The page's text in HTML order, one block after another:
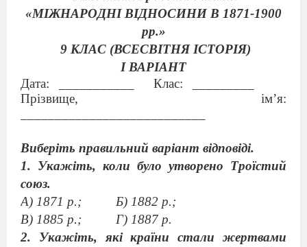
«МІЖНАРОДНІ ВІДНОСИНИ В 1871-1900
рр.»
9 КЛАС (ВСЕСВІТНЯ ІСТОРІЯ)
І ВАРІАНТ
Дата: ___________
Клас: _________
Прізвище, ім’я:
Виберіть правильний варіант відповіді.
1. Укажіть, коли було утворено Троїстий
союз.
А) 1871 р.;
Б) 1882 р.;
В) 1885 р.;
Г) 1887 р.
2. Укажіть, які країни стали жертвами